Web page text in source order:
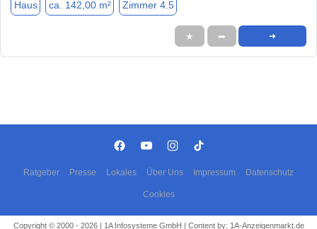
Haus ca. 142,00 m² Zimmer 4.5
★ ➦ ➜
Ratgeber Presse Lokales Über Uns Impressum Datenschutz
Cookies
Copyright © 2000 - 2026 | 1A Infosysteme GmbH | Content by: 1A-Anzeigenmarkt.de